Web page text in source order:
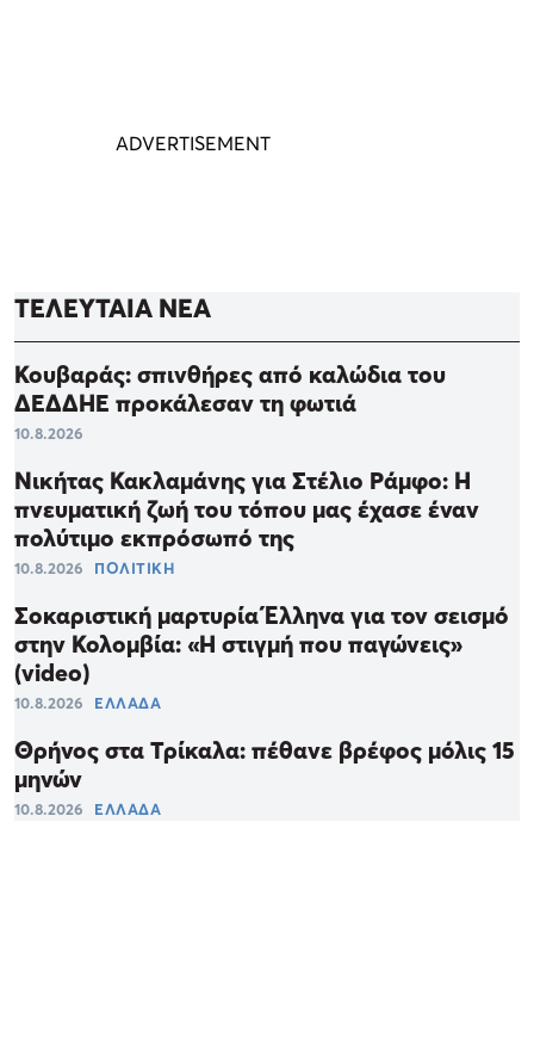
ΤΕΛΕΥΤΑΙΑ ΝΕΑ
Κουβαράς: σπινθήρες από καλώδια του
ΔΕΔΔΗΕ προκάλεσαν τη φωτιά
10.8.2026
Νικήτας Κακλαμάνης για Στέλιο Ράμφο: Η
πνευματική ζωή του τόπου μας έχασε έναν
πολύτιμο εκπρόσωπό της
10.8.2026 ΠΟΛΙΤΙΚΗ
Σοκαριστική μαρτυρία Έλληνα για τον σεισμό
στην Κολομβία: «Η στιγμή που παγώνεις»
(video)
10.8.2026 ΕΛΛΑΔΑ
Θρήνος στα Τρίκαλα: πέθανε βρέφος μόλις 15
μηνών
10.8.2026 ΕΛΛΑΔΑ